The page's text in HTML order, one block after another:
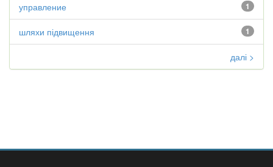
1
управление
1
шляхи підвищення
далі >